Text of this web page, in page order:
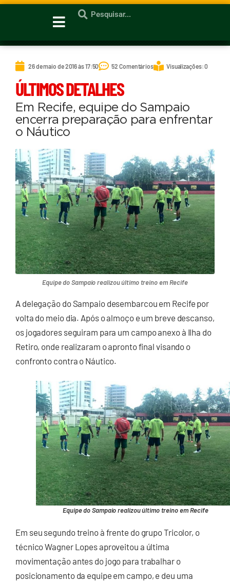
26 de maio de 2016 às 17:50 52 Comentários Visualizações: 0
ÚLTIMOS DETALHES
Em Recife, equipe do Sampaio
encerra preparação para enfrentar
o Náutico
Equipe do Sampaio realizou último treino em Recife
A delegação do Sampaio desembarcou em Recife por
volta do meio dia. Após o almoço e um breve descanso,
os jogadores seguiram para um campo anexo à Ilha do
Retiro, onde realizaram o apronto final visando o
confronto contra o Náutico.
Equipe do Sampaio realizou último treino em Recife
Em seu segundo treino à frente do grupo Tricolor, o
técnico Wagner Lopes aproveitou a última
movimentação antes do jogo para trabalhar o
posicionamento da equipe em campo, e deu uma